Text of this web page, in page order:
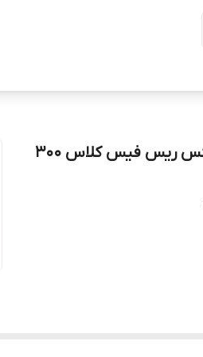
فلنج ساکت ولد "2 /1 1 سوپر دابلکس ریس فیس کلاس 300